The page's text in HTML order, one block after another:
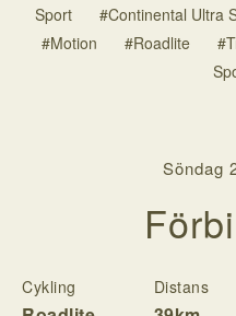
Sport
#Continental Ultra
#Motion
#Roadlite
Söndag
Cykling Distans